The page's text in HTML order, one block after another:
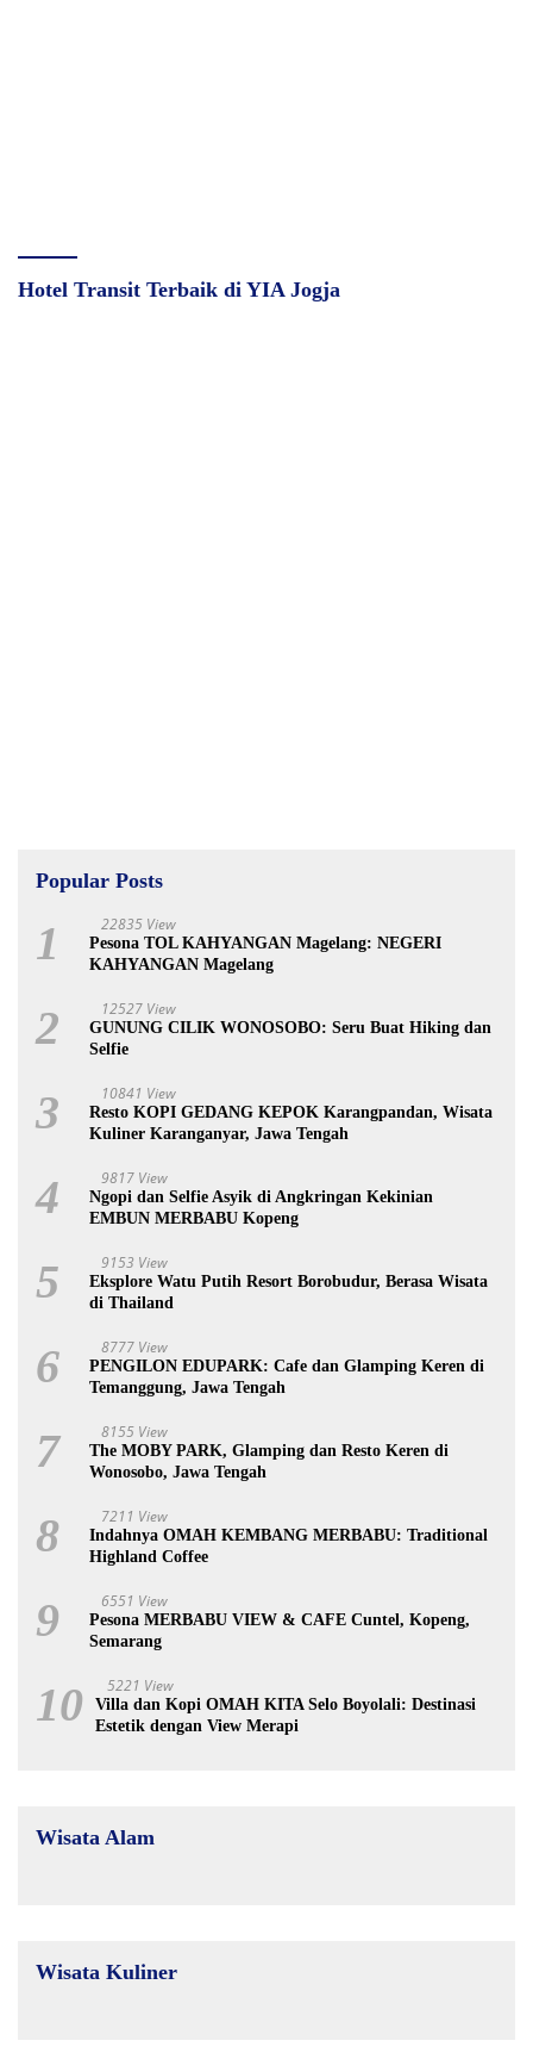
Hotel Transit Terbaik di YIA Jogja
Popular Posts
1 22835 View
Pesona TOL KAHYANGAN Magelang: NEGERI
KAHYANGAN Magelang
2 12527 View
GUNUNG CILIK WONOSOBO: Seru Buat Hiking dan
Selfie
3 10841 View
Resto KOPI GEDANG KEPOK Karangpandan, Wisata
Kuliner Karanganyar, Jawa Tengah
4 9817 View
Ngopi dan Selfie Asyik di Angkringan Kekinian
EMBUN MERBABU Kopeng
5 9153 View
Eksplore Watu Putih Resort Borobudur, Berasa Wisata
di Thailand
6 8777 View
PENGILON EDUPARK: Cafe dan Glamping Keren di
Temanggung, Jawa Tengah
7 8155 View
The MOBY PARK, Glamping dan Resto Keren di
Wonosobo, Jawa Tengah
8 7211 View
Indahnya OMAH KEMBANG MERBABU: Traditional
Highland Coffee
9 6551 View
Pesona MERBABU VIEW & CAFE Cuntel, Kopeng,
Semarang
10 5221 View
Villa dan Kopi OMAH KITA Selo Boyolali: Destinasi
Estetik dengan View Merapi
Wisata Alam
Wisata Kuliner